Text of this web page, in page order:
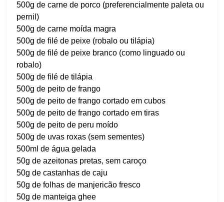
500g de carne de porco (preferencialmente paleta ou
pernil)
500g de carne moída magra
500g de filé de peixe (robalo ou tilápia)
500g de filé de peixe branco (como linguado ou
robalo)
500g de filé de tilápia
500g de peito de frango
500g de peito de frango cortado em cubos
500g de peito de frango cortado em tiras
500g de peito de peru moído
500g de uvas roxas (sem sementes)
500ml de água gelada
50g de azeitonas pretas, sem caroço
50g de castanhas de caju
50g de folhas de manjericão fresco
50g de manteiga ghee